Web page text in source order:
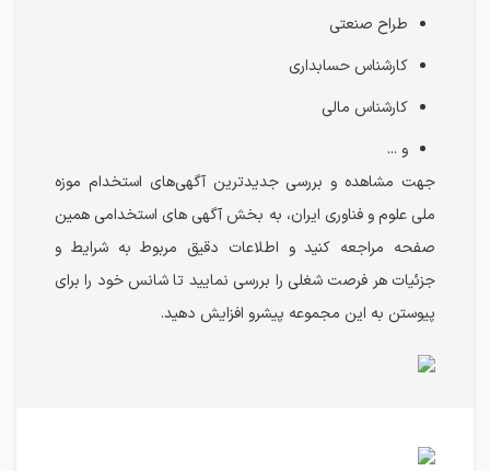
طراح صنعتی
کارشناس حسابداری
کارشناس مالی
و ...
جهت مشاهده و بررسی جدیدترین آگهی‌های استخدام موزه
ملی علوم و فناوری ایران، به بخش آگهی های استخدامی همین
صفحه مراجعه کنید و اطلاعات دقیق مربوط به شرایط و
جزئیات هر فرصت شغلی را بررسی نمایید تا شانس خود را برای
پیوستن به این مجموعه پیشرو افزایش دهید.